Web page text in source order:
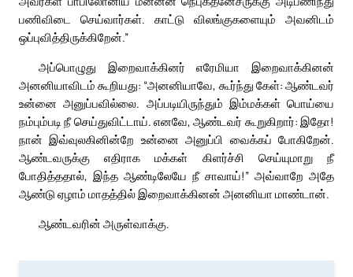
பணிவிடை செய்வார்கள். காட்டு விலங்குகளையும் அவனிடம்
ஒப்புவித்திருக்கிறேன்.”
அப்பொழுது இறைவாக்கினர் எரேமியா இறைவாக்கினன்
அனனியாவிடம் கூறியது: “அனனியாவே, கூர்ந்து கேள்: ஆண்டவர்
உன்னை அனுப்பவில்லை. அப்படியிருந்தும் இம்மக்கள் பொய்யை
நம்பும்படி நீ செய்துவிட்டாய். எனவே, ஆண்டவர் கூறுகிறார்: இதோ!
நான் இவ்வுலகினின்றே உன்னை அனுப்பி வைக்கப் போகிறேன்.
ஆண்டவருக்கு எதிராக மக்கள் கிளர்ச்சி செய்யுமாறு நீ
போதித்ததால், இந்த ஆண்டிலேயே நீ சாவாய்!” அவ்வாறே அதே
ஆண்டு ஏழாம் மாதத்தில் இறைவாக்கினன் அனனியா மாண்டான்.
ஆண்டவரின் அருள்வாக்கு.